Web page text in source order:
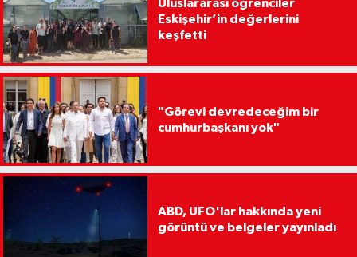
Uluslararası öğrenciler
Eskişehir’in değerlerini
keşfetti
"Görevi devredeceğim bir
cumhurbaşkanı yok"
ABD, UFO'lar hakkında yeni
görüntü ve belgeler yayınladı